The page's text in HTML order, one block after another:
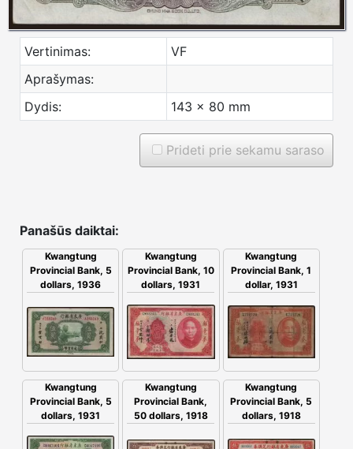
Vertinimas:
VF
Aprašymas:
Dydis:
143 x 80 mm
Prideti prie sekamu saraso
Panašūs daiktai:
Kwangtung
Provincial Bank, 5
dollars, 1936
Kwangtung
Provincial Bank, 10
dollars, 1931
Kwangtung
Provincial Bank, 1
dollar, 1931
Kwangtung
Provincial Bank, 5
dollars, 1931
Kwangtung
Provincial Bank,
50 dollars, 1918
Kwangtung
Provincial Bank, 5
dollars, 1918